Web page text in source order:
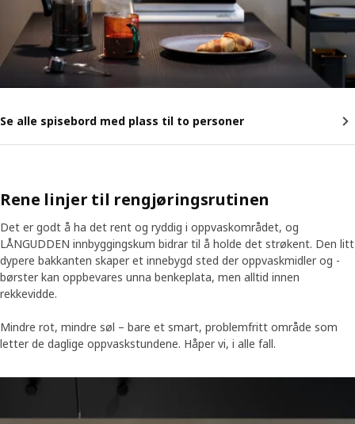
Se alle spisebord med plass til to personer
Rene linjer til rengjøringsrutinen
Det er godt å ha det rent og ryddig i oppvaskområdet, og
LÅNGUDDEN innbyggingskum bidrar til å holde det strøkent. Den litt
dypere bakkanten skaper et innebygd sted der oppvaskmidler og -
børster kan oppbevares unna benkeplata, men alltid innen
rekkevidde.
Mindre rot, mindre søl – bare et smart, problemfritt område som
letter de daglige oppvaskstundene. Håper vi, i alle fall.